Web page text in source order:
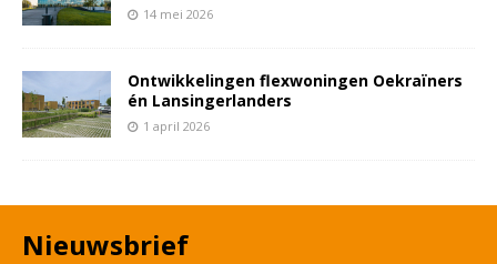
14 mei 2026
Ontwikkelingen flexwoningen Oekraïners
én Lansingerlanders
1 april 2026
Nieuwsbrief